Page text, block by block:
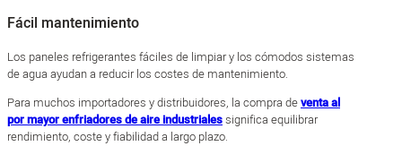
Fácil mantenimiento
Los paneles refrigerantes fáciles de limpiar y los cómodos sistemas
de agua ayudan a reducir los costes de mantenimiento.
Para muchos importadores y distribuidores, la compra deventa al
por mayor enfriadores de aire industrialessignifica equilibrar
rendimiento, coste y fiabilidad a largo plazo.